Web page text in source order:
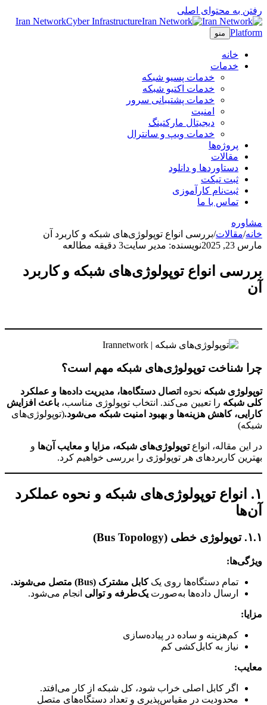
رفتن به محتوای اصلی
Iran NetworkCyber Infrastructure
Platform منو
خانه
خدمات
خدمات پسیو شبکه
خدمات اکتیو شبکه
خدمات پشتیبانی سرور
امنیت
دیجیتال مارکتینگ
خدمات ویپ و سانترال
پروژه‌ها
مقالات
دستاوردها و دانلود
ثبت تیکت
ثبت‌نام کارآموزی
تماس با ما
مشاوره
خانه/مقالات/بررسی انواع توپولوژی‌های شبکه و کاربرد آن‌
مارس 23, 2025
نویسنده: مدیر سایت3 دقیقه مطالعه
بررسی انواع توپولوژی‌های شبکه و کاربرد
آن‌
چرا شناخت توپولوژی‌های شبکه مهم است؟
توپولوژی شبکه نحوه اتصال دستگاه‌ها، مدیریت داده‌ها و عملکرد
کلی شبکه را تعیین می‌کند. انتخاب توپولوژی مناسب، باعث افزایش
کارایی، کاهش هزینه‌ها و بهبود امنیت شبکه می‌شود.(توپولوژی‌های
شبکه)
در این مقاله، انواعتوپولوژی‌های شبکه، مزایا و معایب آن‌ها و
بهترین کاربردهای هر توپولوژی را بررسی خواهیم کرد.
۱. انواع توپولوژی‌های شبکه و نحوه عملکرد
آن‌ها
۱.۱. توپولوژی خطی (Bus Topology)
ویژگی‌ها:
تمام دستگاه‌ها روی یککابل مشترک (Bus) متصل می‌شوند.
ارسال داده‌ها به‌صورت یک‌طرفه و توالی انجام می‌شود.
مزایا:
کم‌هزینه و ساده در پیاده‌سازی
نیاز به کابل‌کشی کم
معایب:
اگر کابل اصلی خراب شود، کل شبکه از کار می‌افتد.
محدودیت در مقیاس‌پذیری و تعداد دستگاه‌های متصل